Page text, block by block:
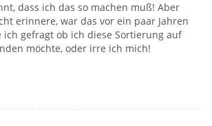
dass ich das so machen muß! Aber
erinnere, war das vor ein paar Jahren
ich gefragt ob ich diese Sortierung auf
möchte, oder irre ich mich!